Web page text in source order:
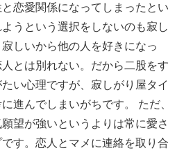
恋愛関係になってしまったとい
うという選択をしないのも寂し
しいから他の人を好きになっ
とは別れない。だから二股をす
い心理ですが、寂しがり屋タイ
進んでしまいがちです。 ただ、
望が強いというよりは常に愛さ
す。恋人とマメに連絡を取り合